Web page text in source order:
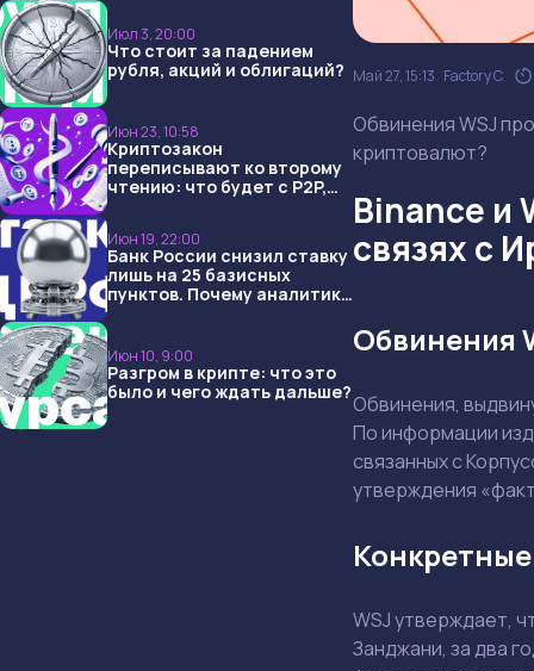
Июл 3, 20:00
Что стоит за падением
рубля, акций и облигаций?
Июн 23, 10:58
Криптозакон
переписывают ко второму
чтению: что будет с P2P,
Июн 19, 22:00
Банк России снизил ставку
лишь на 25 базисных
пунктов. Почему аналитики
Июн 10, 9:00
Разгром в крипте: что это
было и чего ждать дальше?
Май 27, 15:13 Factory C.
Обвинения WSJ
криптовалют?
Binance и
связях с
Обвинения
Обвинения,
По информации
связанных с
утверждения
WSJ утверждает,
Занджани, за два